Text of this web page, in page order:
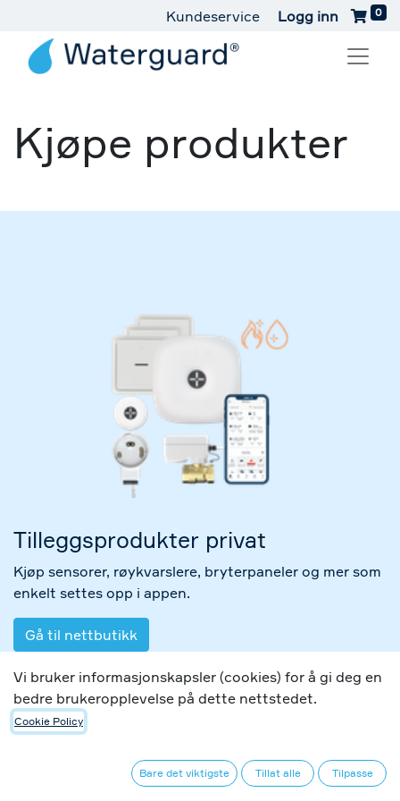
Kundeservice Logg inn 0
Kjøpe produkter
Tilleggsprodukter privat​
Kjøp sensorer, røykvarslere, bryterpaneler og mer som
enkelt settes opp i appen.
Gå til nettbutikk
Rørlegger og installasjo​n
Lekkasjesikring skal monteres av kvalifisert
installastør, finn din nærmeste rørlegger.
Vi bruker informasjonskapsler (cookies) for å gi deg en
bedre brukeropplevelse på dette nettstedet.
Cookie Policy
Bare det viktigste Tillat alle Tilpasse